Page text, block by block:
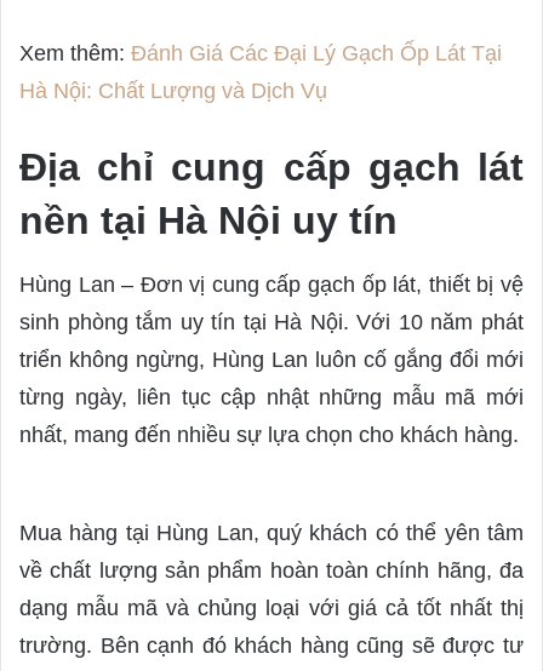
Xem thêm: Đánh Giá Các Đại Lý Gạch Ốp Lát Tại
Hà Nội: Chất Lượng và Dịch Vụ
Địa chỉ cung cấp gạch lát
nền tại Hà Nội uy tín
Hùng Lan – Đơn vị cung cấp gạch ốp lát, thiết bị vệ
sinh phòng tắm uy tín tại Hà Nội. Với 10 năm phát
triển không ngừng, Hùng Lan luôn cố gắng đổi mới
từng ngày, liên tục cập nhật những mẫu mã mới
nhất, mang đến nhiều sự lựa chọn cho khách hàng.
Mua hàng tại Hùng Lan, quý khách có thể yên tâm
về chất lượng sản phẩm hoàn toàn chính hãng, đa
dạng mẫu mã và chủng loại với giá cả tốt nhất thị
trường. Bên cạnh đó khách hàng cũng sẽ được tư